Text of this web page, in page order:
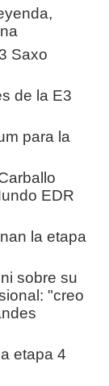
Saxo
de la E3
para la
EDR
la etapa
sobre su
"creo
etapa 4